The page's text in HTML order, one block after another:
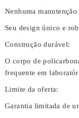
Nenhuma manutenção
Seu design único e
Construção durável:
O corpo de
frequente em
Limite da oferta:
Garantia limitada de